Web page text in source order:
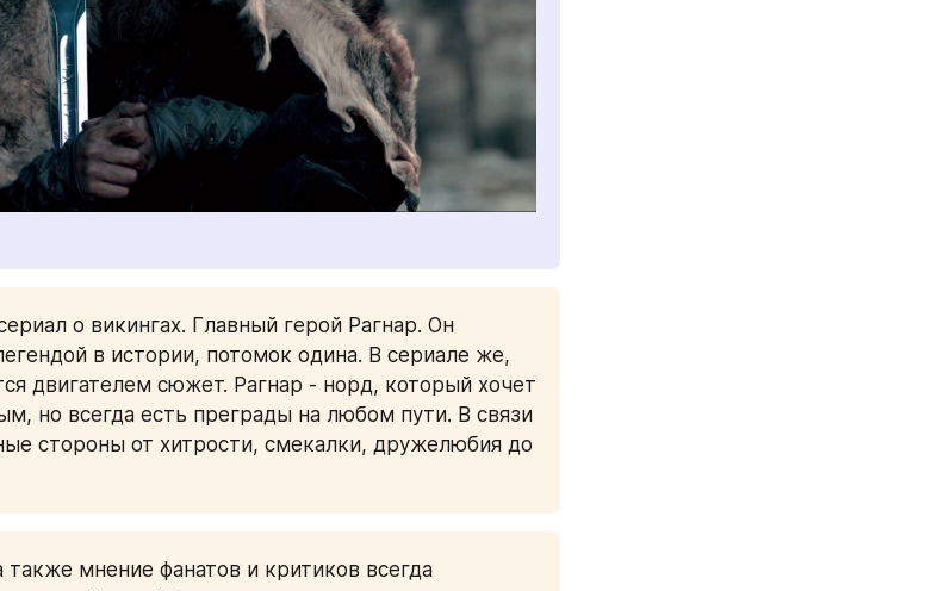
о викингах. Главный герой Рагнар. Он
в истории, потомок одина. В сериале же,
двигателем сюжет. Рагнар - норд, который хочет
но всегда есть преграды на любом пути. В связи
стороны от хитрости, смекалки, дружелюбия до
мнение фанатов и критиков всегда